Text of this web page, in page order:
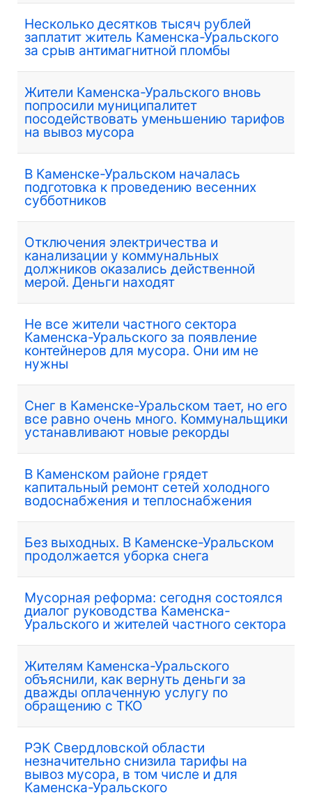
Несколько десятков тысяч рублей
заплатит житель Каменска-Уральского
за срыв антимагнитной пломбы
Жители Каменска-Уральского вновь
попросили муниципалитет
посодействовать уменьшению тарифов
на вывоз мусора
В Каменске-Уральском началась
подготовка к проведению весенних
субботников
Отключения электричества и
канализации у коммунальных
должников оказались действенной
мерой. Деньги находят
Не все жители частного сектора
Каменска-Уральского за появление
контейнеров для мусора. Они им не
нужны
Снег в Каменске-Уральском тает, но его
все равно очень много. Коммунальщики
устанавливают новые рекорды
В Каменском районе грядет
капитальный ремонт сетей холодного
водоснабжения и теплоснабжения
Без выходных. В Каменске-Уральском
продолжается уборка снега
Мусорная реформа: сегодня состоялся
диалог руководства Каменска-
Уральского и жителей частного сектора
Жителям Каменска-Уральского
объяснили, как вернуть деньги за
дважды оплаченную услугу по
обращению с ТКО
РЭК Свердловской области
незначительно снизила тарифы на
вывоз мусора, в том числе и для
Каменска-Уральского